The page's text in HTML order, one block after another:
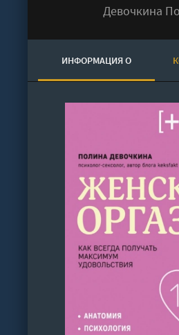
Девочкина
ИНФОРМАЦИЯ О
АУДИОКНИГЕ